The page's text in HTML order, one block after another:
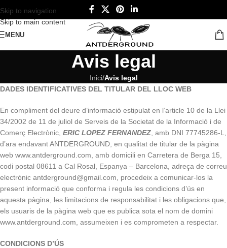
Skip to navigation
Skip to main content
MENU
Avis legal
Inici/Avis legal
DADES IDENTIFICATIVES DEL TITULAR DEL LLOC WEB
En compliment del deure d’informació estipulat en l’article 10 de la Llei
34/2002 de 11 de juliol de Serveis de la Societat de la Informació i de
Comerç Electrònic, ERIC LOPEZ FERNANDEZ , amb DNI 77745286-L,
d’ara endavant ANTDERGROUND, en qualitat de titular de la pàgina
web www.antderground.com, amb domicili en Carretera de Berga 15,
codi postal 08611 a Cal Rosal, Espanya – Barcelona, adreça de correu
electrònic antderground@gmail.com, procedeix a comunicar-los la
present informació que conforma i regula les condicions d’ús en
aquesta pàgina, les limitacions de responsabilitat i les obligacions que,
els usuaris de la pàgina web que es publica sota el nom de domini
www.antderground.com, assumeixen i es comprometen a respectar.
CONDICIONS D’ÚS